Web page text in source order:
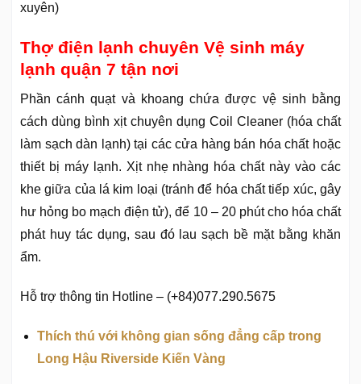
xuyên)
Thợ điện lạnh chuyên Vệ sinh máy
lạnh quận 7 tận nơi
Phần cánh quạt và khoang chứa được vệ sinh bằng
cách dùng bình xịt chuyên dụng Coil Cleaner (hóa chất
làm sạch dàn lạnh) tại các cửa hàng bán hóa chất hoặc
thiết bị máy lạnh. Xịt nhẹ nhàng hóa chất này vào các
khe giữa của lá kim loại (tránh để hóa chất tiếp xúc, gây
hư hỏng bo mạch điện tử), để 10 – 20 phút cho hóa chất
phát huy tác dụng, sau đó lau sạch bề mặt bằng khăn
ẩm.
Hỗ trợ thông tin Hotline – (+84)077.290.5675
Thích thú với không gian sống đẳng cấp trong
Long Hậu Riverside Kiến Vàng